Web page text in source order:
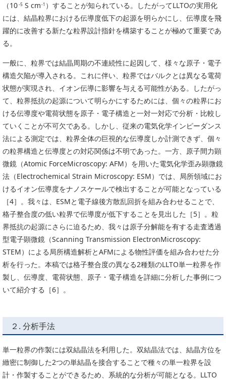
（10-5S cm -1 ）することが知られている。したがってLLTOの実用化
には、結晶粒界における伝導度低下の起源を明らかにし、伝導度を飛
躍的に改善する新たな粒界設計指針を構築することが極めて重要であ
る。
一般に、粒界では結晶周期の不連続性に起因して、様々な原子・電子
構造欠陥が導入される。これに伴い、粒界ではバルクとは異なる電荷
状態が実現され、イオン伝導に影響を与える可能性がある。したがっ
て、粒界抵抗の起源について明らかにするためには、個々の粒界にお
ける伝導度や電荷状態を原子・電子構造と一対一対応で分析・比較し
ていくことが不可欠である。しかし、従来の電気化学インピーダンス
法による測定では、粒界全体の巨視的な伝導度しか計測できず、個々
の粒界構造と伝導度との対応関係は不明であった。一方、原子間力顕
微鏡（Atomic ForceMicroscopy: AFM）を用いた電気化学歪み顕微鏡
法（Electrochemical Strain Microscopy: ESM）では、局所領域にお
けるイオン伝導度をナノスケールで検出することが可能となっている
［4］。我々は、ESMと電子線後方散乱回折を組み合わせることで、
格子整合度の低い粒界で伝導度が低下することを見出した［5］。粒
界抵抗の起源にさらに迫るため、我々は原子分解能を有する走査透過
型電子顕微鏡（Scanning Transmission ElectronMicroscopy:
STEM）による局所構造解析とAFMによる物性評価を組み合わせた分
析を行った。本稿では格子整合度の異なる2種類のLLTO単一粒界を作
製し、伝導度、電荷状態、原子・電子構造を詳細に分析した事例につ
いて紹介する［6］。
２. 分析手法
単一粒界の作製には双結晶法を利用した。双結晶法では、結晶方位を
緻密に制御した2つの単結晶を接合することで種々の単一粒界を設
計・作製することができるため、系統的な分析が可能となる。LLTO